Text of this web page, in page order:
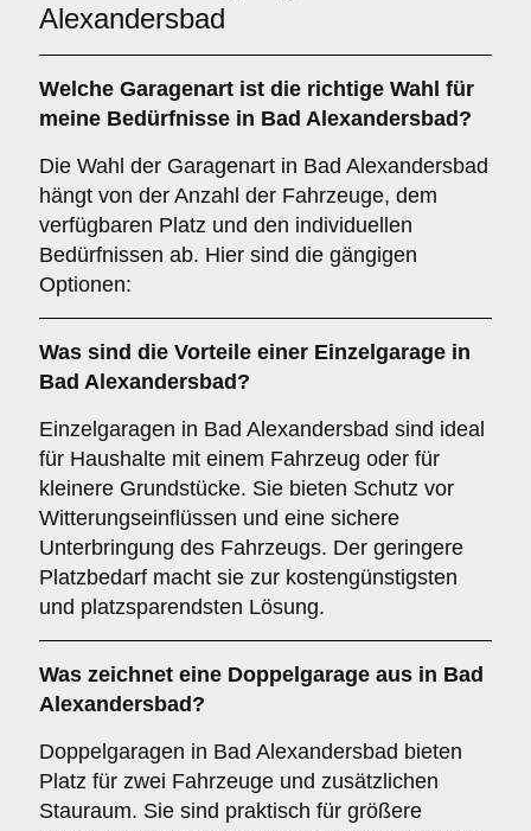
Alexandersbad
Welche Garagenart ist die richtige Wahl für
meine Bedürfnisse in Bad Alexandersbad?
Die Wahl der Garagenart in Bad Alexandersbad
hängt von der Anzahl der Fahrzeuge, dem
verfügbaren Platz und den individuellen
Bedürfnissen ab. Hier sind die gängigen
Optionen:
Was sind die Vorteile einer Einzelgarage in
Bad Alexandersbad?
Einzelgaragen in Bad Alexandersbad sind ideal
für Haushalte mit einem Fahrzeug oder für
kleinere Grundstücke. Sie bieten Schutz vor
Witterungseinflüssen und eine sichere
Unterbringung des Fahrzeugs. Der geringere
Platzbedarf macht sie zur kostengünstigsten
und platzsparendsten Lösung.
Was zeichnet eine Doppelgarage aus in Bad
Alexandersbad?
Doppelgaragen in Bad Alexandersbad bieten
Platz für zwei Fahrzeuge und zusätzlichen
Stauraum. Sie sind praktisch für größere